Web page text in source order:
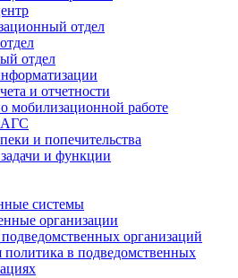
отдел
отдел
и отчетности
мобилизационной работе
и попечительства
и функции
системы
организации
организаций
политика в подведомственных